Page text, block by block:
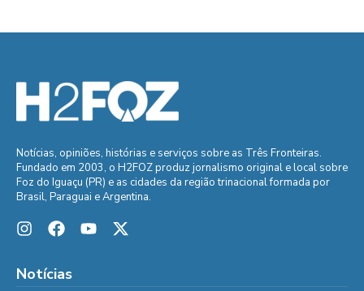
Notícias, opiniões, histórias e serviços sobre as Três Fronteiras.
Fundado em 2003, o H2FOZ produz jornalismo original e local sobre
Foz do Iguaçu (PR) e as cidades da região trinacional formada por
Brasil, Paraguai e Argentina.
Notícias